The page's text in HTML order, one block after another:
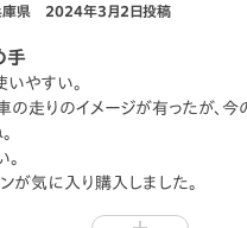
県 2024年3月2日投稿
手
やすい。
の走りのイメージが有ったが、今
が気に入り購入しました。